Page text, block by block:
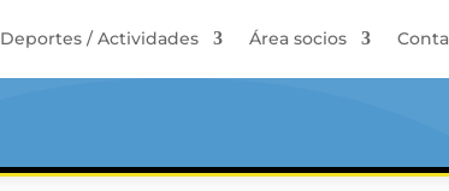
Deportes / Actividades Área socios